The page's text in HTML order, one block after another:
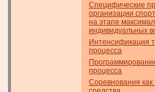
Специфические
организации
на этапе
индивидуальных
Интенсификация
процесса
процесса
Соревнования